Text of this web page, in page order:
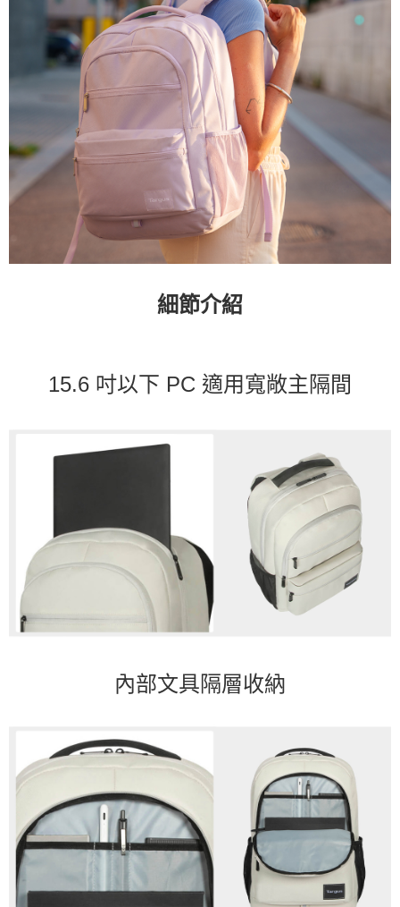
細節介紹
15.6 吋以下 PC 適用寬敞主隔間
內部文具隔層收納